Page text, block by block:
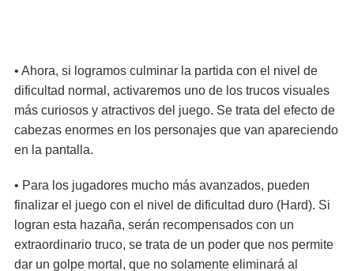
• Ahora, si logramos culminar la partida con el nivel de
dificultad normal, activaremos uno de los trucos visuales
más curiosos y atractivos del juego. Se trata del efecto de
cabezas enormes en los personajes que van apareciendo
en la pantalla.
• Para los jugadores mucho más avanzados, pueden
finalizar el juego con el nivel de dificultad duro (Hard). Si
logran esta hazaña, serán recompensados con un
extraordinario truco, se trata de un poder que nos permite
dar un golpe mortal, que no solamente eliminará al